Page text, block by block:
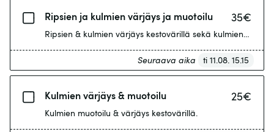
Ripsien ja kulmien värjäys ja muotoilu 35€
Ripsien & kulmien värjäys kestovärillä sekä kulmien
Seuraava aika ti 11.08. 15.15
Kulmien värjäys & muotoilu 25€
Kulmien muotoilu & värjäys kestovärillä.